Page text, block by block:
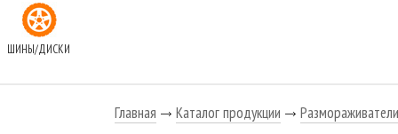
ШИНЫ/ДИСКИ
Главная Каталог продукции Размораживатели